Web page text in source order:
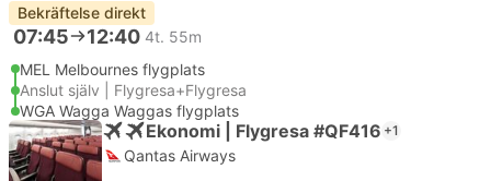
Bekräftelse direkt
07:45 12:40 4t. 55m
MEL Melbournes flygplats
Anslut själv | Flygresa+Flygresa
WGA Wagga Waggas flygplats
Ekonomi | Flygresa #QF416 +1
Qantas Airways